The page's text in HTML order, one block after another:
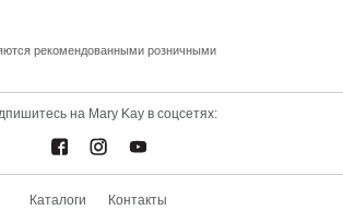
рекомендованными розничными
на Mary Kay в соцсетях:
Каталоги Контакты